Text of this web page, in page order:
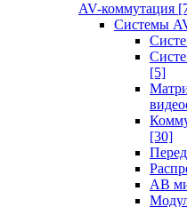
AV-коммутация
Системы
[5]
[30]
АВ